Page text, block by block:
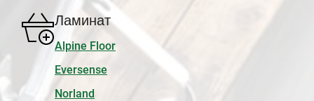
Ламинат
Alpine Floor
Eversense
Norland